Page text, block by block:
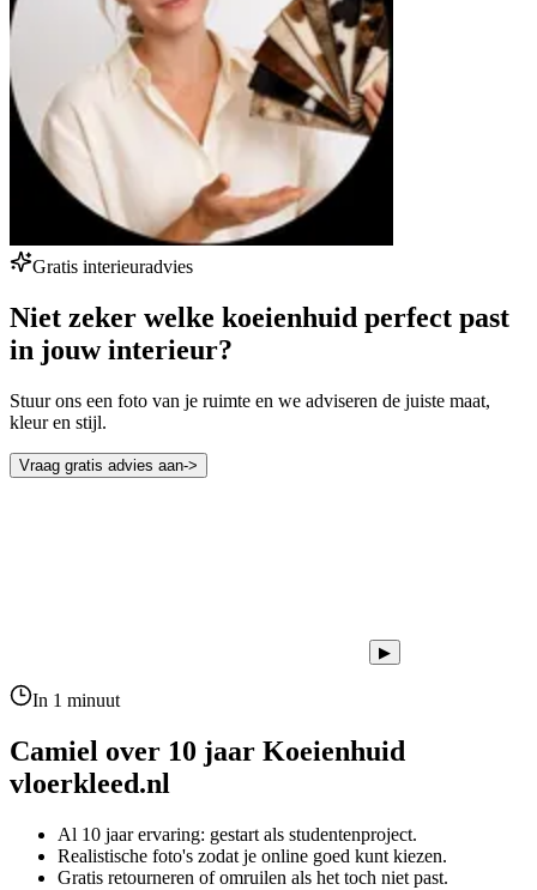
Gratis interieuradvies
Niet zeker welke koeienhuid perfect past
in jouw interieur?
Stuur ons een foto van je ruimte en we adviseren de juiste maat,
kleur en stijl.
Vraag gratis advies aan->
▶
In 1 minuut
Camiel over 10 jaar Koeienhuid
vloerkleed.nl
Al 10 jaar ervaring: gestart als studentenproject.
Realistische foto's zodat je online goed kunt kiezen.
Gratis retourneren of omruilen als het toch niet past.